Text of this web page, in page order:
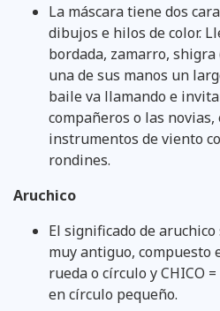
La máscara tiene dos
dibujos e hilos de color.
bordada, zamarro,
una de sus manos un
baile va llamando e
compañeros o las
instrumentos de viento
rondines.
Aruchico
El significado de
muy antiguo, compuesto
rueda o círculo y CHICO
en círculo pequeño.